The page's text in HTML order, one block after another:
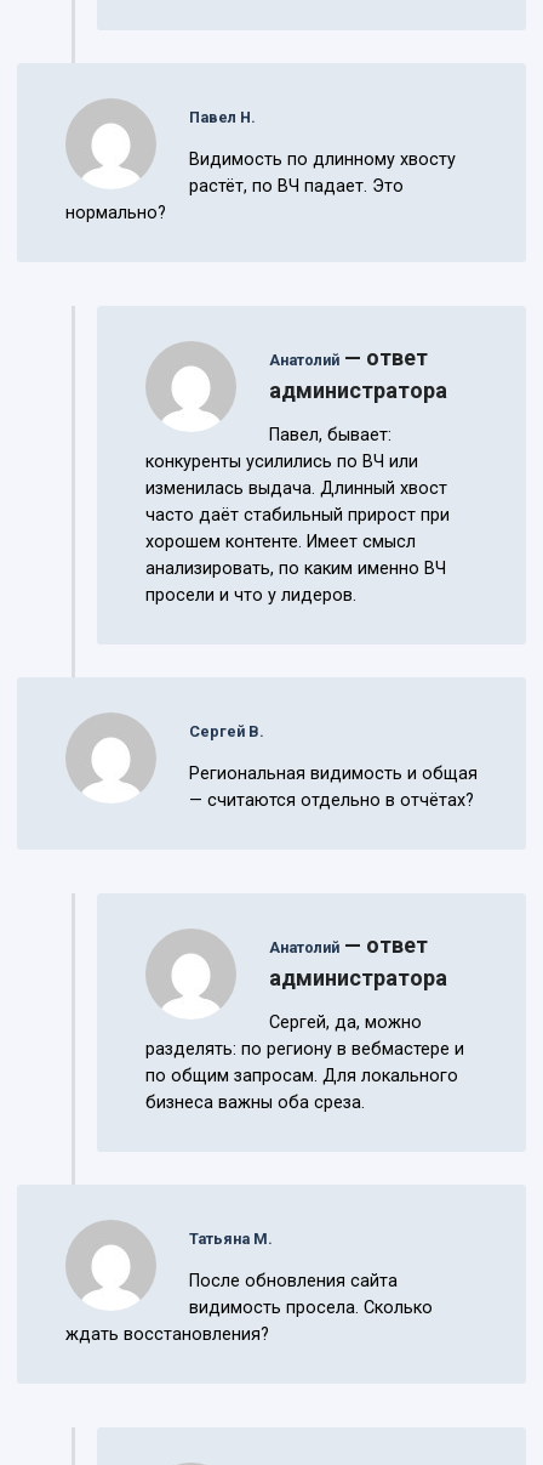
Павел Н.
Видимость по длинному хвосту
растёт, по ВЧ падает. Это
нормально?
Анатолий— ответ
администратора
Павел, бывает:
конкуренты усилились по ВЧ или
изменилась выдача. Длинный хвост
часто даёт стабильный прирост при
хорошем контенте. Имеет смысл
анализировать, по каким именно ВЧ
просели и что у лидеров.
Сергей В.
Региональная видимость и общая
— считаются отдельно в отчётах?
Анатолий— ответ
администратора
Сергей, да, можно
разделять: по региону в вебмастере и
по общим запросам. Для локального
бизнеса важны оба среза.
Татьяна М.
После обновления сайта
видимость просела. Сколько
ждать восстановления?